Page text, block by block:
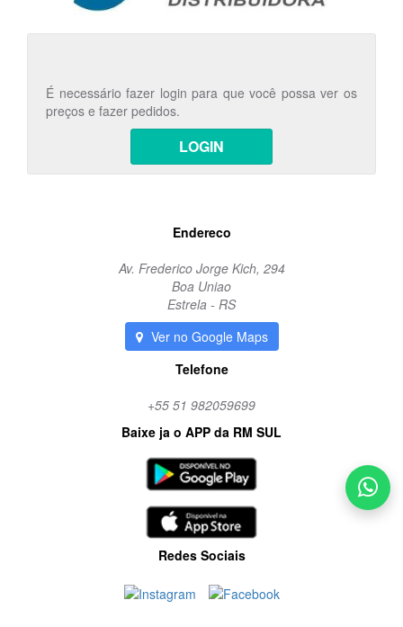
É necessário fazer login para que você possa ver os
preços e fazer pedidos.
LOGIN
Endereco
Av. Frederico Jorge Kich, 294
Boa Uniao
Estrela - RS
Ver no Google Maps
Telefone
+55 51 982059699
Baixe ja o APP da RM SUL
Redes Sociais